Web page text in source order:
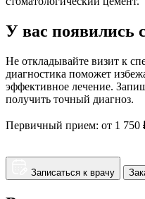
У вас появились
Не откладывайте визит к
диагностика поможет
эффективное лечение.
получить точный диагноз.
Первичный прием: от 1 750
Записаться к врачу